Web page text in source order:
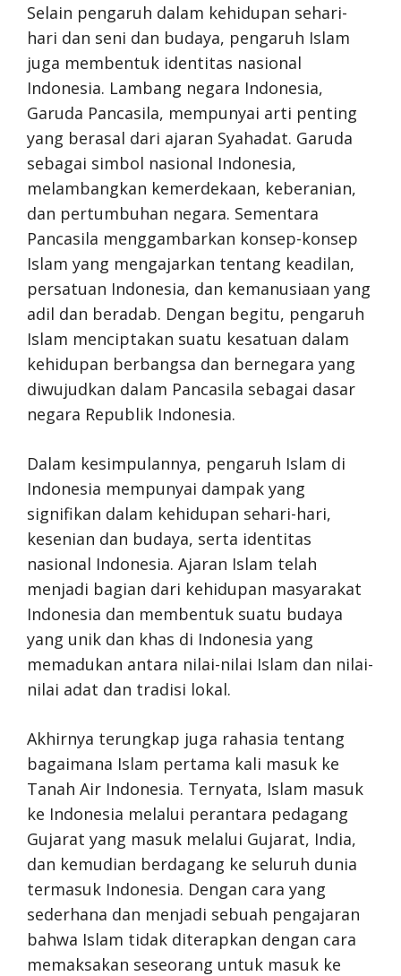
Selain pengaruh dalam kehidupan sehari-
hari dan seni dan budaya, pengaruh Islam
juga membentuk identitas nasional
Indonesia. Lambang negara Indonesia,
Garuda Pancasila, mempunyai arti penting
yang berasal dari ajaran Syahadat. Garuda
sebagai simbol nasional Indonesia,
melambangkan kemerdekaan, keberanian,
dan pertumbuhan negara. Sementara
Pancasila menggambarkan konsep-konsep
Islam yang mengajarkan tentang keadilan,
persatuan Indonesia, dan kemanusiaan yang
adil dan beradab. Dengan begitu, pengaruh
Islam menciptakan suatu kesatuan dalam
kehidupan berbangsa dan bernegara yang
diwujudkan dalam Pancasila sebagai dasar
negara Republik Indonesia.
Dalam kesimpulannya, pengaruh Islam di
Indonesia mempunyai dampak yang
signifikan dalam kehidupan sehari-hari,
kesenian dan budaya, serta identitas
nasional Indonesia. Ajaran Islam telah
menjadi bagian dari kehidupan masyarakat
Indonesia dan membentuk suatu budaya
yang unik dan khas di Indonesia yang
memadukan antara nilai-nilai Islam dan nilai-
nilai adat dan tradisi lokal.
Akhirnya terungkap juga rahasia tentang
bagaimana Islam pertama kali masuk ke
Tanah Air Indonesia. Ternyata, Islam masuk
ke Indonesia melalui perantara pedagang
Gujarat yang masuk melalui Gujarat, India,
dan kemudian berdagang ke seluruh dunia
termasuk Indonesia. Dengan cara yang
sederhana dan menjadi sebuah pengajaran
bahwa Islam tidak diterapkan dengan cara
memaksakan seseorang untuk masuk ke